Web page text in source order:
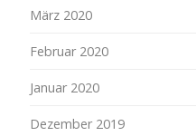
März 2020
Februar 2020
Januar 2020
Dezember 2019